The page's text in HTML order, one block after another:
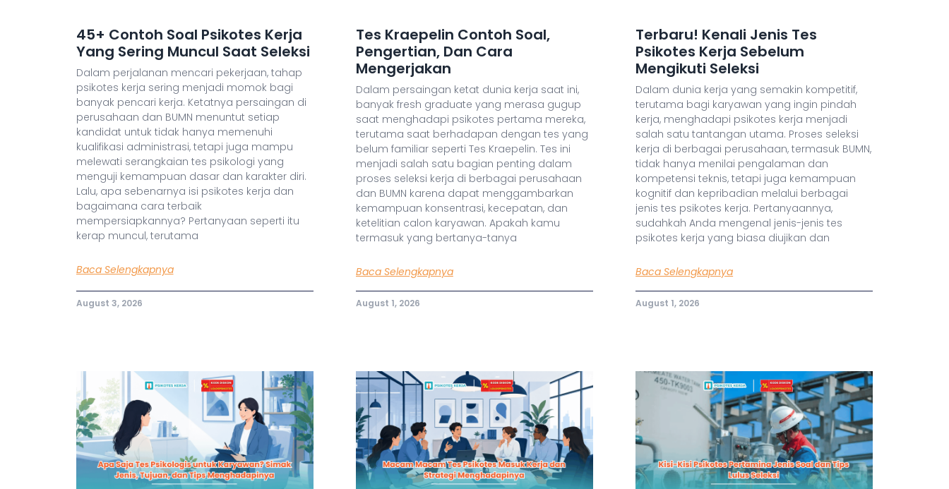
45+ Contoh Soal Psikotes Kerja
Yang Sering Muncul Saat Seleksi
Dalam perjalanan mencari pekerjaan, tahap
psikotes kerja sering menjadi momok bagi
banyak pencari kerja. Ketatnya persaingan di
perusahaan dan BUMN menuntut setiap
kandidat untuk tidak hanya memenuhi
kualifikasi administrasi, tetapi juga mampu
melewati serangkaian tes psikologi yang
menguji kemampuan dasar dan karakter diri.
Lalu, apa sebenarnya isi psikotes kerja dan
bagaimana cara terbaik
mempersiapkannya? Pertanyaan seperti itu
kerap muncul, terutama
Baca Selengkapnya
August 3, 2026
Tes Kraepelin Contoh Soal,
Pengertian, Dan Cara
Mengerjakan
Dalam persaingan ketat dunia kerja saat ini,
banyak fresh graduate yang merasa gugup
saat menghadapi psikotes pertama mereka,
terutama saat berhadapan dengan tes yang
belum familiar seperti Tes Kraepelin. Tes ini
menjadi salah satu bagian penting dalam
proses seleksi kerja di berbagai perusahaan
dan BUMN karena dapat menggambarkan
kemampuan konsentrasi, kecepatan, dan
ketelitian calon karyawan. Apakah kamu
termasuk yang bertanya-tanya
Baca Selengkapnya
August 1, 2026
Terbaru! Kenali Jenis Tes
Psikotes Kerja Sebelum
Mengikuti Seleksi
Dalam dunia kerja yang semakin kompetitif,
terutama bagi karyawan yang ingin pindah
kerja, menghadapi psikotes kerja menjadi
salah satu tantangan utama. Proses seleksi
kerja di berbagai perusahaan, termasuk BUMN,
tidak hanya menilai pengalaman dan
kompetensi teknis, tetapi juga kemampuan
kognitif dan kepribadian melalui berbagai
jenis tes psikotes kerja. Pertanyaannya,
sudahkah Anda mengenal jenis-jenis tes
psikotes kerja yang biasa diujikan dan
Baca Selengkapnya
August 1, 2026